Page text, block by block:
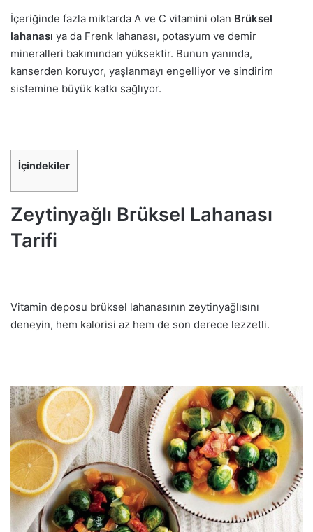
İçeriğinde fazla miktarda A ve C vitamini olan Brüksel
lahanası ya da Frenk lahanası, potasyum ve demir
mineralleri bakımından yüksektir. Bunun yanında,
kanserden koruyor, yaşlanmayı engelliyor ve sindirim
sistemine büyük katkı sağlıyor.
İçindekiler
Zeytinyağlı Brüksel Lahanası
Tarifi
Vitamin deposu brüksel lahanasının zeytinyağlısını
deneyin, hem kalorisi az hem de son derece lezzetli.